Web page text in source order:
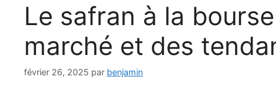
Le safran à la
marché et des
février 26, 2025 par benjamin